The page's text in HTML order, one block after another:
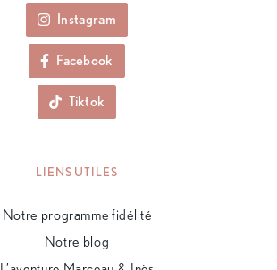
Instagram
Facebook
Tiktok
LIENS UTILES
Notre programme fidélité
Notre blog